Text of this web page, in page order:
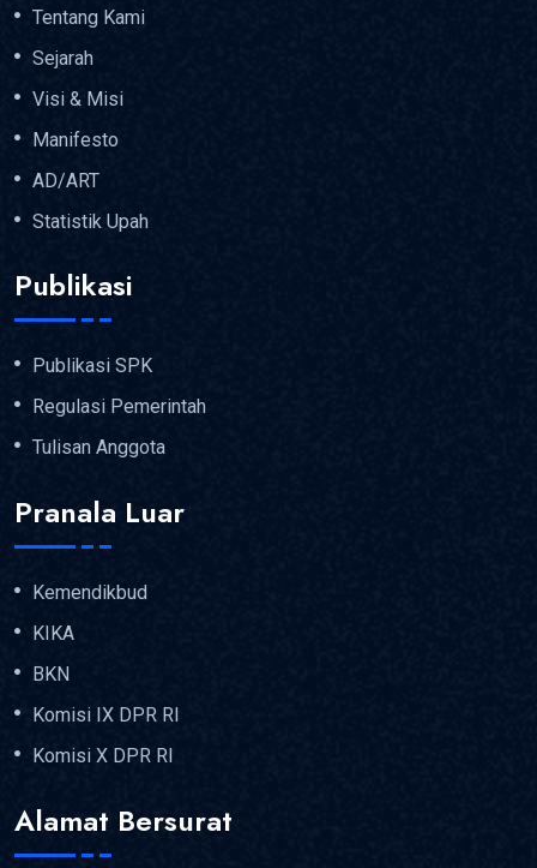
Tentang Kami
Sejarah
Visi & Misi
Manifesto
AD/ART
Statistik Upah
Publikasi
Publikasi SPK
Regulasi Pemerintah
Tulisan Anggota
Pranala Luar
Kemendikbud
KIKA
BKN
Komisi IX DPR RI
Komisi X DPR RI
Alamat Bersurat